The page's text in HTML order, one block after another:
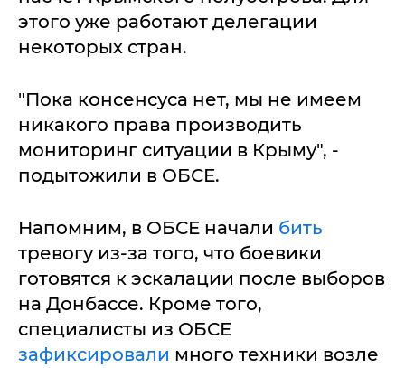
этого уже работают делегации
некоторых стран.
"Пока консенсуса нет, мы не имеем
никакого права производить
мониторинг ситуации в Крыму", -
подытожили в ОБСЕ.
Напомним, в ОБСЕ начали бить
тревогу из-за того, что боевики
готовятся к эскалации после выборов
на Донбассе. Кроме того,
специалисты из ОБСЕ
зафиксировали много техники возле